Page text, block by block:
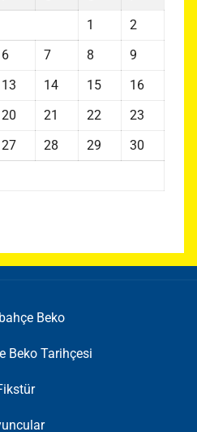
1
2
6 7 8
9
13 14 15
16
20 21 22
23
27 28 29
30
Beko
Beko Tarihçesi